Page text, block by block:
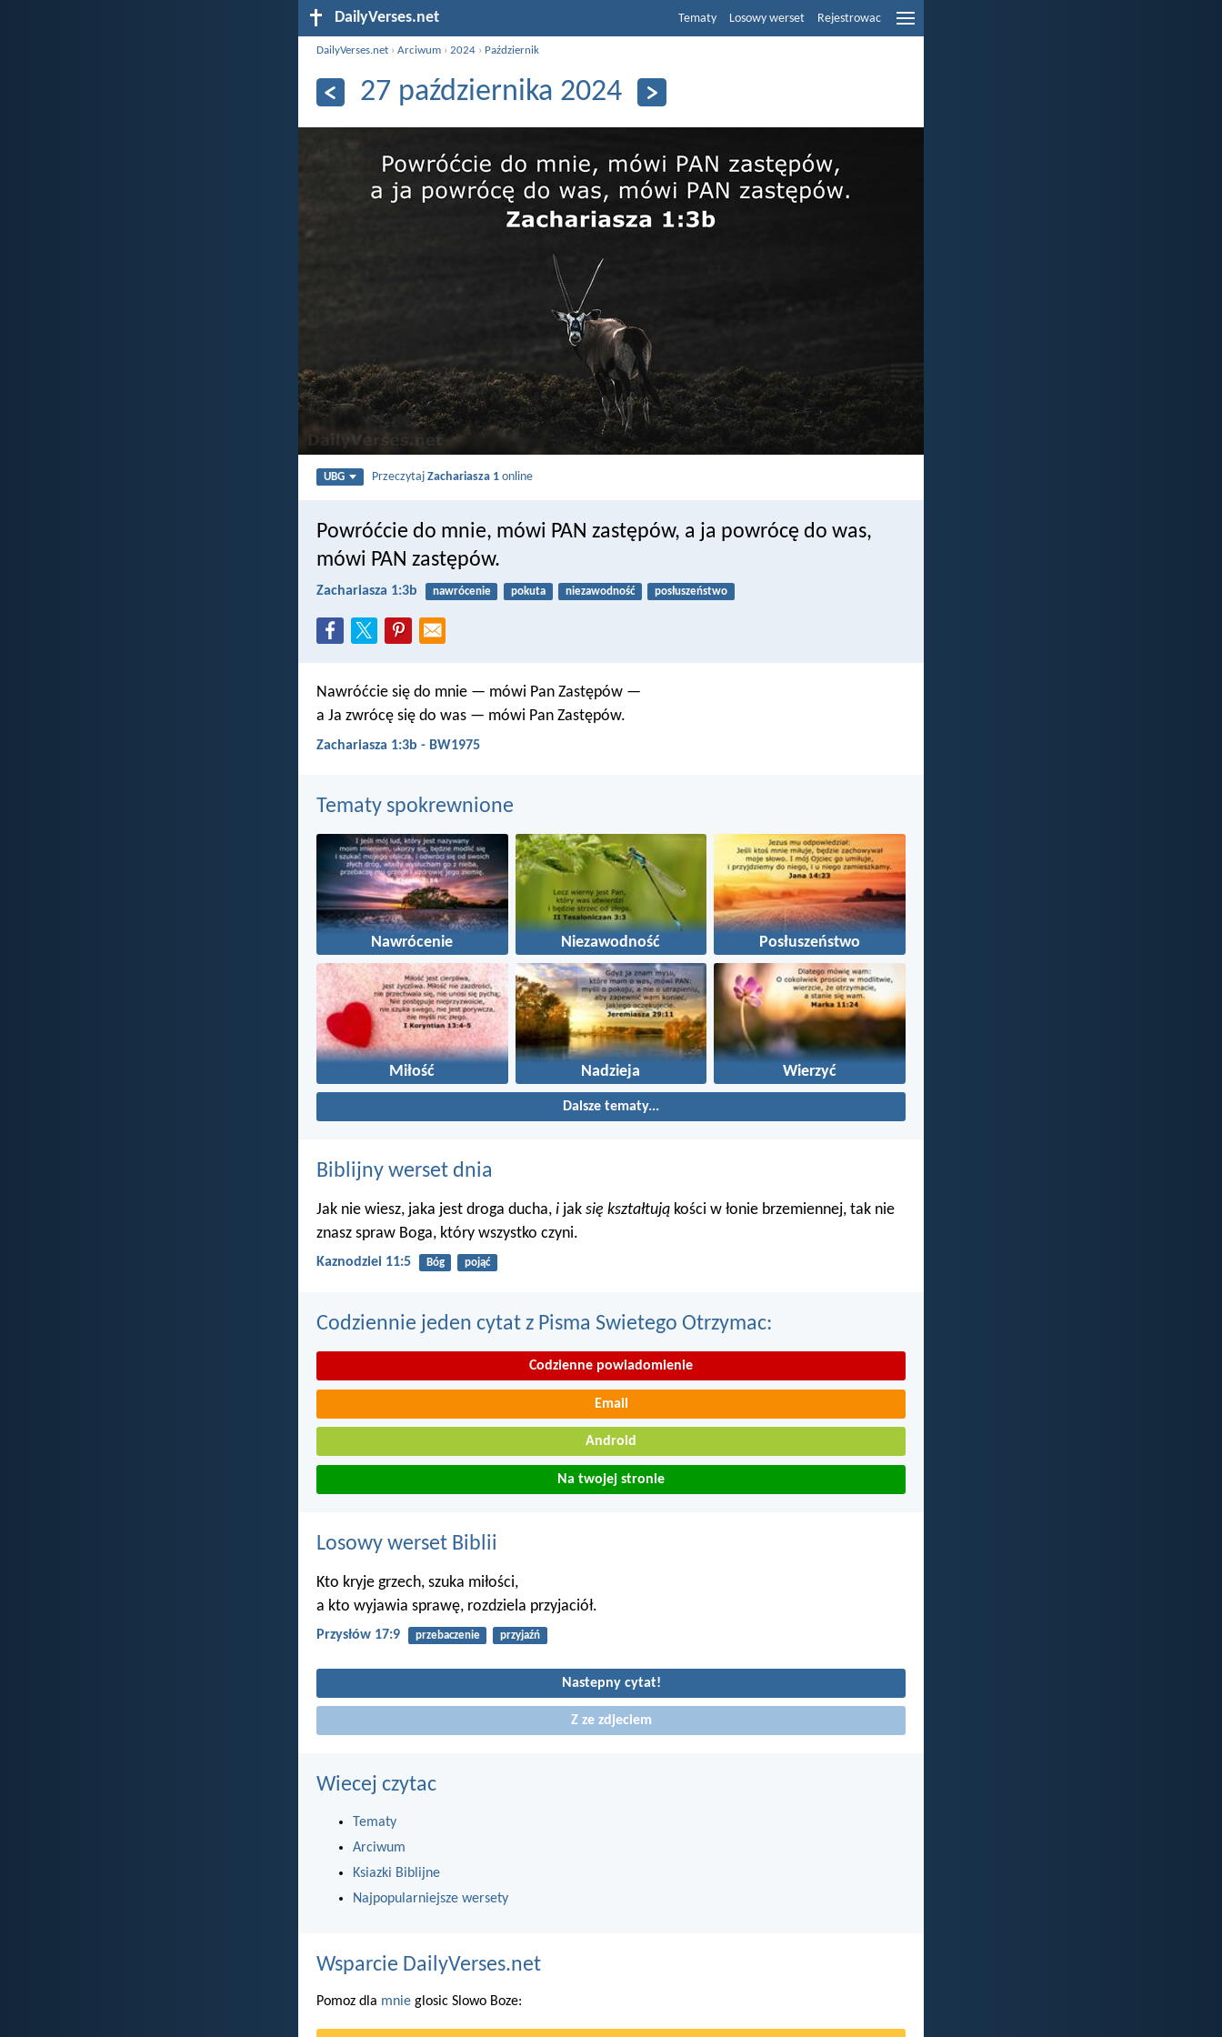
DailyVerses.net Tematy Losowy werset Rejestrowac
DailyVerses.net ›Arciwum ›2024 › Październik
27 października 2024
UBG PrzeczytajZachariasza 1 online
Powróćcie do mnie, mówi PAN zastępów, a ja powrócę do was,
mówi PAN zastępów.
Zachariasza 1:3b nawrócenie pokuta niezawodność posłuszeństwo
Nawróćcie się do mnie — mówi Pan Zastępów —
a Ja zwrócę się do was — mówi Pan Zastępów.
Zachariasza 1:3b - BW1975
Tematy spokrewnione
Nawrócenie Niezawodność Posłuszeństwo
Miłość Nadzieja Wierzyć
Dalsze tematy...
Biblijny werset dnia
Jak nie wiesz, jaka jest droga ducha, i jak się kształtują kości w łonie brzemiennej, tak nie
znasz spraw Boga, który wszystko czyni.
Kaznodziei 11:5 Bóg pojąć
Codziennie jeden cytat z Pisma Swietego Otrzymac:
Codzienne powiadomienie
Email
Android
Na twojej stronie
Losowy werset Biblii
Kto kryje grzech, szuka miłości,
a kto wyjawia sprawę, rozdziela przyjaciół.
Przysłów 17:9 przebaczenie przyjaźń
Nastepny cytat!
Z ze zdjeciem
Wiecej czytac
Tematy
Arciwum
Ksiazki Biblijne
Najpopularniejsze wersety
Wsparcie DailyVerses.net
Pomoz dla mnie glosic Slowo Boze: